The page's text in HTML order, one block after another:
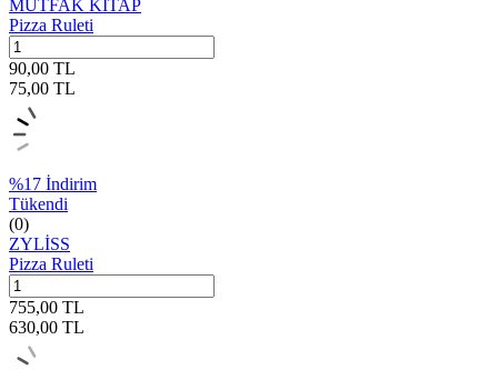
MUTFAK KİTAP
Pizza Ruleti
90,00 TL
75,00 TL
%17 İndirim
Tükendi
(0)
ZYLİSS
Pizza Ruleti
755,00 TL
630,00 TL